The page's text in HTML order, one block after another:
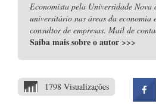
Economista pela Universidade Nova
universitário nas áreas da economia
consultor de empresas. Mail de
Saiba mais sobre o autor >>>
1798 Visualizações